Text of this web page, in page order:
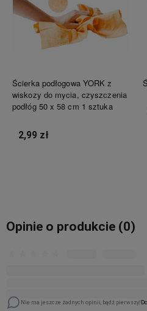
Ścierka podłogowa YORK z
wiskozy do mycia, czyszczenia
podłóg 50 x 58 cm 1 sztuka
2,99 zł
Opinie o produkcie (0)
Nie ma jeszcze żadnych opinii, bądź pierwszy!